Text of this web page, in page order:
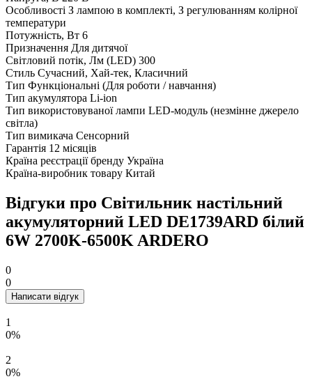
Особливості З лампою в комплекті, З регулюванням колірної
температури
Потужність, Вт 6
Призначення Для дитячої
Світловий потік, Лм (LED) 300
Стиль Сучасний, Хай-тек, Класичний
Тип Функціональні (Для роботи / навчання)
Тип акумулятора Li-ion
Тип використовуваної лампи LED-модуль (незмінне джерело
світла)
Тип вимикача Сенсорний
Гарантія 12 місяців
Країна реєстрації бренду Україна
Країна-виробник товару Китай
Відгуки про Свiтильник настiльний
акумуляторний LED DE1739ARD білий
6W 2700K-6500K ARDERO
0
0
Написати відгук
1
0%
2
0%